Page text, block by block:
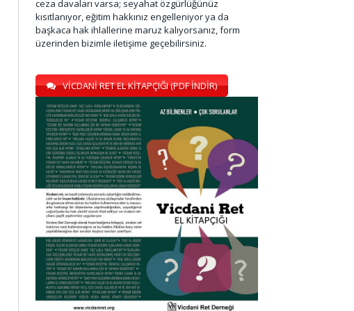
ceza davaları varsa; seyahat özgürlüğünüz
kısıtlanıyor, eğitim hakkınız engelleniyor ya da
başkaca hak ihlallerine maruz kalıyorsanız, form
üzerinden bizimle iletişime geçebilirsiniz.
VİCDANİ RET EL KİTAPÇIĞI (PDF İNDİR)